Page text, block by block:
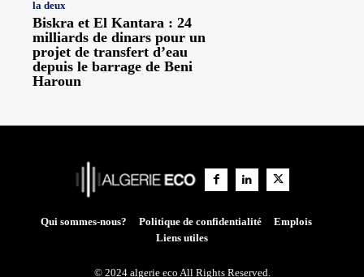
la deux
Biskra et El Kantara : 24
milliards de dinars pour un
projet de transfert d’eau
depuis le barrage de Beni
Haroun
Qui sommes-nous? Politique de confidentialité
Emplois
Liens utiles
© 2024 algerie eco All Rights Reserved.